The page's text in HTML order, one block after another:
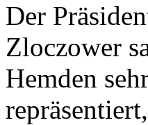
Der
Zloczower
Hemden